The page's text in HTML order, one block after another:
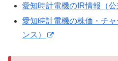
愛知時計電機のIR情報（公
愛知時計電機の株価・チ
ンス）